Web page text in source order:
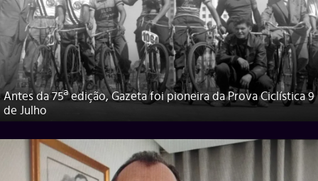
Antes da 75ª edição, Gazeta foi pioneira da Prova Ciclística 9
de Julho